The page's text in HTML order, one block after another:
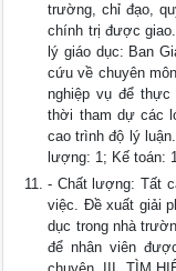
trường, chỉ đạo,
chính trị được
lý giáo dục: Ban
cứu về chuyên
nghiệp vụ để
thời tham dự các
cao trình độ lý
lượng: 1; Kế toán:
- Chất lượng: Tất
việc. Đề xuất giải
dục trong nhà
để nhân viên